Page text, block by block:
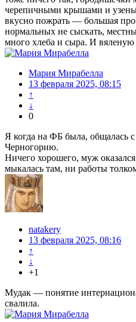
черепичными крышами и
вкусно пожрать — большая
нормальных не сыскать,
много хлеба и сыра. И вяленую
Мария Мирабелла
13 февраля 2025, 08:15
↑
↓
0
Я когда на ФБ была, общалась
Черногорию.
Ничего хорошего, муж
мыкалась там, ни работы
natakery
13 февраля 2025, 08:16
↑
↓
+1
Мудак — понятие
свалила.